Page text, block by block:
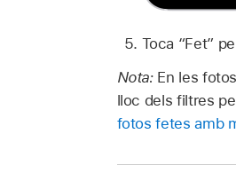
Toca “Fet”
Nota: En les
lloc dels filtres
fotos fetes amb